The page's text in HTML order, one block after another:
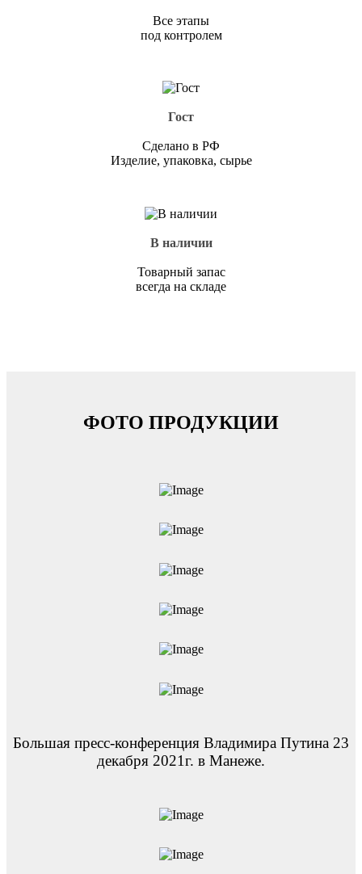
Все этапы
под контролем
Гост
Сделано в РФ
Изделие, упаковка, сырье
В наличии
Товарный запас
всегда на складе
ФОТО ПРОДУКЦИИ
Большая пресс-конференция Владимира Путина 23
декабря 2021г. в Манеже.